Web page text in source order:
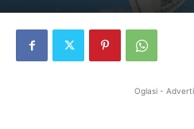
Oglasi -